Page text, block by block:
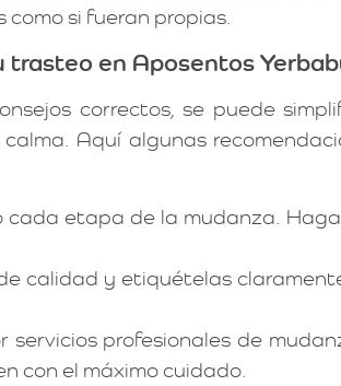
si fueran propias.
trasteo en Aposentos
correctos, se puede
Aquí algunas
cada etapa de la mudanza.
calidad y etiquételas
servicios profesionales de
con el máximo cuidado.